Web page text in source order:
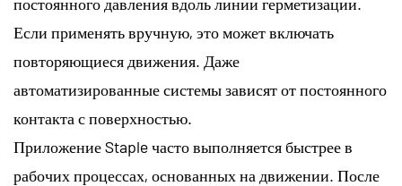
Если применять вручную, это может включать
повторяющиеся движения. Даже
автоматизированные системы зависят от постоянного
контакта с поверхностью.
Приложение Staple часто выполняется быстрее в
рабочих процессах, основанных на движении. После